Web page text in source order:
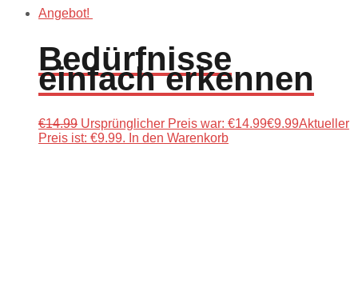
Angebot!
Bedürfnisse
einfach erkennen
€14.99 Ursprünglicher Preis war: €14.99€9.99Aktueller
Preis ist: €9.99. In den Warenkorb